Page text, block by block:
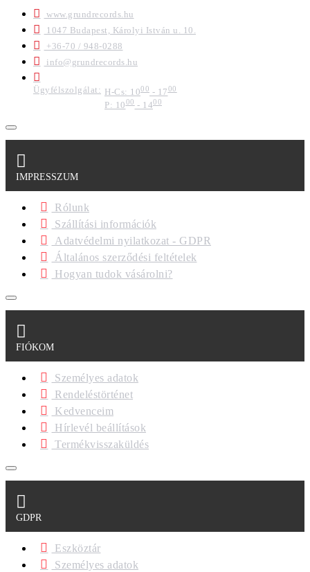
www.grundrecords.hu
1047 Budapest, Károlyi István u. 10.
+36-70 / 948-0288
info@grundrecords.hu
Ügyfélszolgálat: H-Cs: 1000 - 1700
P: 1000- 1400
IMPRESSZUM
Rólunk
Szállítási információk
Adatvédelmi nyilatkozat - GDPR
Általános szerződési feltételek
Hogyan tudok vásárolni?
FIÓKOM
Személyes adatok
Rendeléstörténet
Kedvenceim
Hírlevél beállítások
Termékvisszaküldés
GDPR
Eszköztár
Személyes adatok